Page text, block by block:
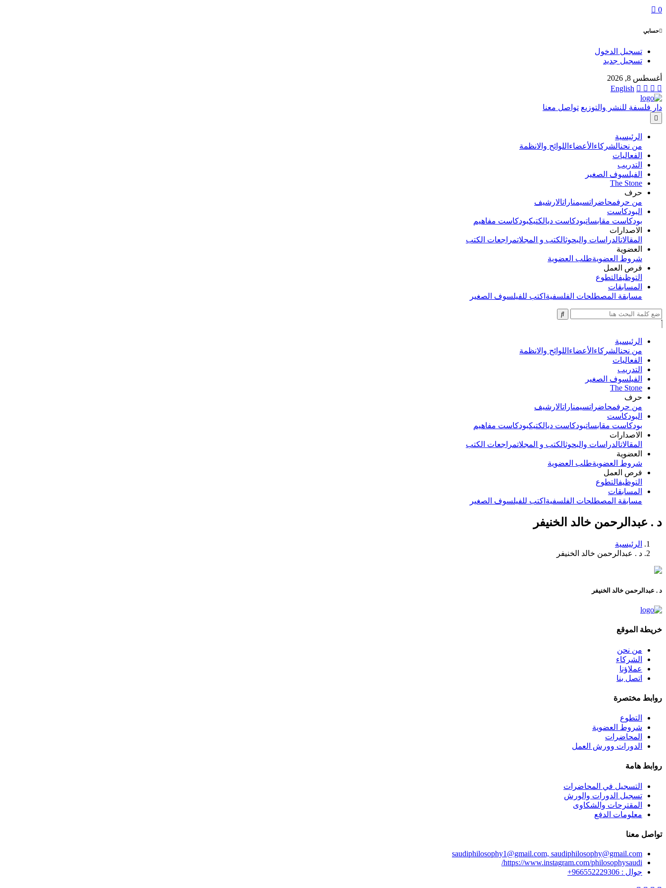
0
حسابي
تسجيل الدخول
تسجيل جديد
أغسطس 8, 2026
English
دار فلسفة للنشر والتوزيع تواصل معنا
الرئيسية
من نحنالشركاء الأعضاء اللوائح والانظمة
الفعاليات
التدريب
الفيلسوف الصغير
The Stone
حرف
من حرفمحاضراتسيمناراتالارشيف
البودكاست
بودكاست مقابساتبودكاست ديالكتيكبودكاست مفاهيم
الاصدارات
المقالاتالدراسات والبحوثالكتب و المجلاتمراجعات الكتب
العضوية
شروط العضويةطلب العضوية
فرص العمل
التوظيفالتطوع
المسابقات
مسابقة المصطلحات الفلسفية اكتب للفيلسوف الصغير
الرئيسية
من نحنالشركاء الأعضاء اللوائح والانظمة
الفعاليات
التدريب
الفيلسوف الصغير
The Stone
حرف
من حرفمحاضراتسيمناراتالارشيف
البودكاست
بودكاست مقابساتبودكاست ديالكتيكبودكاست مفاهيم
الاصدارات
المقالاتالدراسات والبحوثالكتب و المجلاتمراجعات الكتب
العضوية
شروط العضويةطلب العضوية
فرص العمل
التوظيفالتطوع
المسابقات
مسابقة المصطلحات الفلسفية اكتب للفيلسوف الصغير
د . عبدالرحمن خالد الخنيفر
الرئيسية
د . عبدالرحمن خالد الخنيفر
د . عبدالرحمن خالد الخنيفر
خريطة الموقع
من نحن
الشركاء
عملاؤنا
اتصل بنا
روابط مختصرة
التطوع
شروط العضوية
المحاضرات
الدورات وورش العمل
روابط هامة
التسجيل في المحاضرات
تسجيل الدورات والورش
المقترحات والشكاوى
معلومات الدفع
تواصل معنا
saudiphilosophy1@gmail.com, saudiphilosophy@gmail.com
https://www.instagram.com/philosophysaudi/
جوال : 966552229306+